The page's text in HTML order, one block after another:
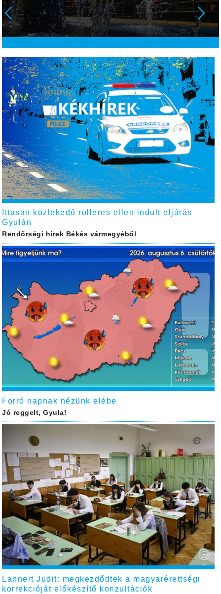
Ittasan közlekedő rolleres ellen indult eljárás
Gyulán
Rendőrségi hírek Békés vármegyéből
Forró napnak nézünk elébe
Jó reggelt, Gyula!
Lannert Judit: megkezdődtek a magyarérettségi
korrekcióját előkészítő konzultációk